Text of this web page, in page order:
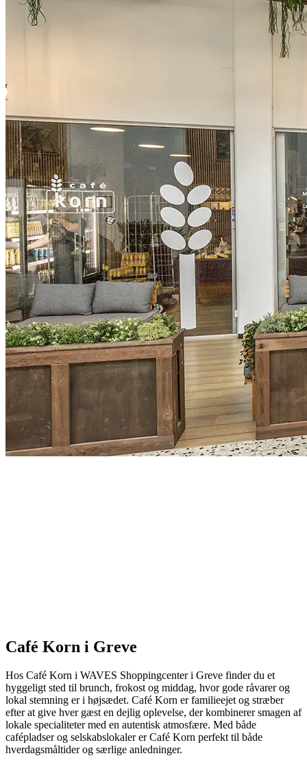
Café Korn i Greve
Hos Café Korn i WAVES Shoppingcenter i Greve finder du et
hyggeligt sted til brunch, frokost og middag, hvor gode råvarer og
lokal stemning er i højsædet. Café Korn er familieejet og stræber
efter at give hver gæst en dejlig oplevelse, der kombinerer smagen af
lokale specialiteter med en autentisk atmosfære. Med både
cafépladser og selskabslokaler er Café Korn perfekt til både
hverdagsmåltider og særlige anledninger.